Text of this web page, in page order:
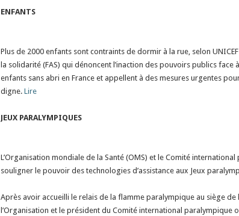
ENFANTS
Plus de 2000 enfants sont contraints de dormir à la rue, selon
la solidarité (FAS) qui dénoncent l’inaction des pouvoirs publics face
enfants sans abri en France et appellent à des mesures urgentes
digne. Lire
JEUX PARALYMPIQUES
L’Organisation mondiale de la Santé (OMS) et le Comité
souligner le pouvoir des technologies d’assistance aux Jeux
Après avoir accueilli le relais de la flamme paralympique au siège de
l’Organisation et le président du Comité international paralympique